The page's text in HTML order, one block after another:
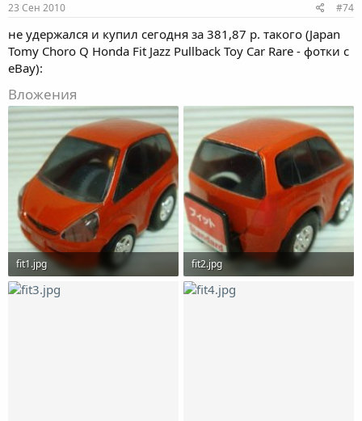
23 Сен 2010 #74
не удержался и купил сегодня за 381,87 р. такого (Japan
Tomy Choro Q Honda Fit Jazz Pullback Toy Car Rare - фотки с
eBay):
Вложения
fit1.jpg
32.5 KB · Просмотры: 1,924
fit2.jpg
31.5 KB · Просмотры: 1,942